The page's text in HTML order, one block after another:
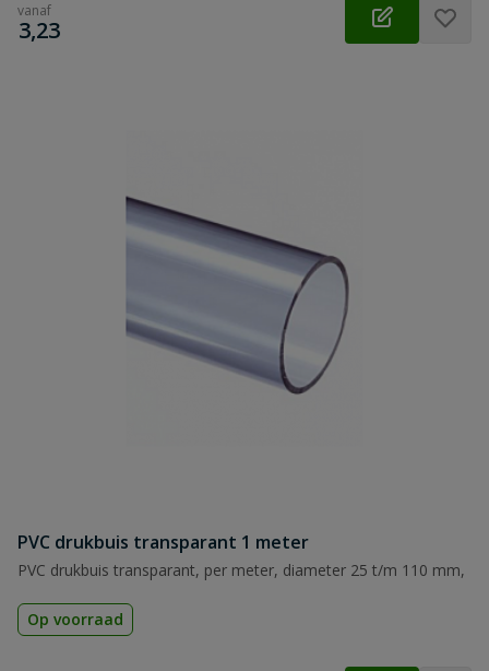
vanaf
€
3,23
PVC drukbuis transparant 1 meter
PVC drukbuis transparant, per meter, diameter 25 t/m 110 mm,
Op voorraad